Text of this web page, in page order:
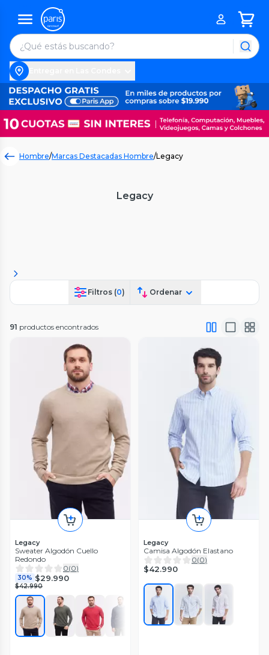
Hombre/Marcas Destacadas Hombre/Legacy
Legacy
Filtros (0) Ordenar
91 productos encontrados
Legacy
Sweater Algodón Cuello
Redondo
0(0)
30% $29.990
$42.990
Legacy
Camisa Algodón Elastano
0(0)
$42.990